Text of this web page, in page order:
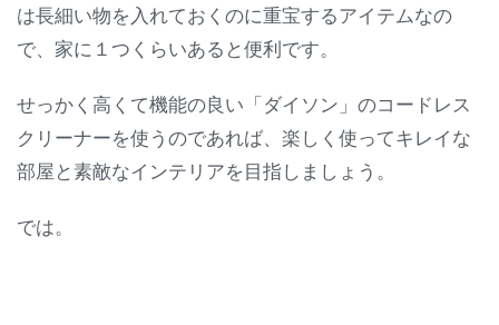
は長細い物を入れておくのに重宝するアイテムなの
で、家に１つくらいあると便利です。
せっかく高くて機能の良い「ダイソン」のコードレス
クリーナーを使うのであれば、楽しく使ってキレイな
部屋と素敵なインテリアを目指しましょう。
では。